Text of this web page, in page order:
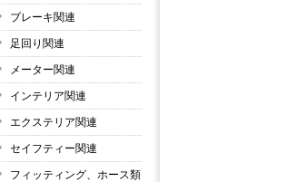
ブレーキ関連
足回り関連
メーター関連
インテリア関連
エクステリア関連
セイフティー関連
フィッティング、ホース類